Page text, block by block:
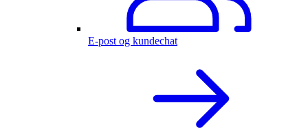
E-post og kundechat